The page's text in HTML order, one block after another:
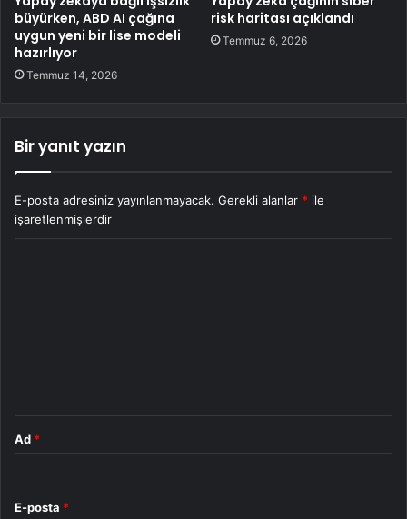
büyürken, ABD AI çağına
uygun yeni bir lise modeli
hazırlıyor
Temmuz 14, 2026
risk haritası açıklandı
Temmuz 6, 2026
Bir yanıt yazın
E-posta adresiniz yayınlanmayacak. Gerekli alanlar * ile
işaretlenmişlerdir
Ad *
E-posta *